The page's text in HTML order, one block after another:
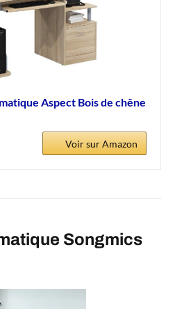
Aspect Bois de chêne
Voir sur Amazon
Songmics